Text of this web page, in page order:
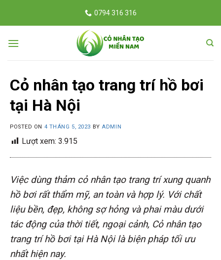
0794 316 316
Cỏ nhân tạo trang trí hồ bơi
tại Hà Nội
POSTED ON 4 THÁNG 5, 2023 BYADMIN
Lượt xem: 3.915
Việc dùng thảm cỏ nhân tạo trang trí xung quanh
hồ bơi rất thẩm mỹ, an toàn và hợp lý. Với chất
liệu bền, đẹp, không sợ hỏng và phai màu dưới
tác động của thời tiết, ngoại cảnh, Cỏ nhân tạo
trang trí hồ bơi tại Hà Nội là biện pháp tối ưu
nhất hiện nay.